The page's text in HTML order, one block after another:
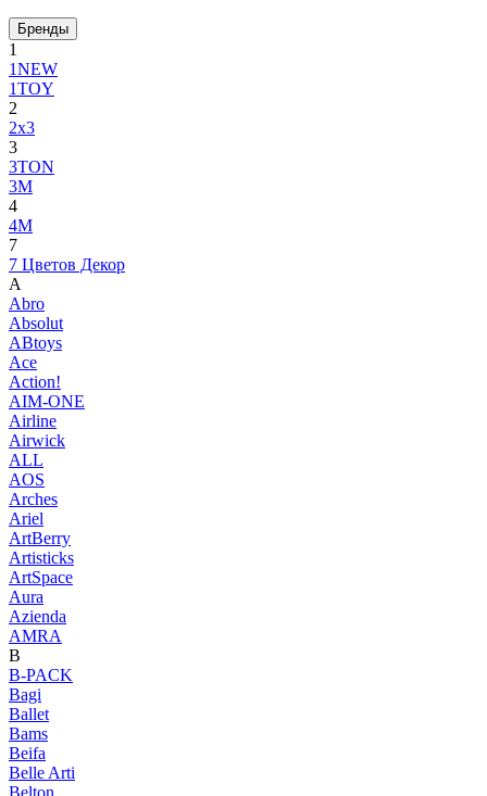
Бренды
1
1NEW
1TOY
2
2x3
3
3TON
3М
4
4M
7
7 Цветов Декор
A
Abro
Absolut
ABtoys
Ace
Action!
AIM-ONE
Airline
Airwick
ALL
AOS
Arches
Ariel
ArtBerry
Artisticks
ArtSpace
Aura
Azienda
AМRA
B
B-PACK
Bagi
Ballet
Bams
Beifa
Belle Arti
Belton